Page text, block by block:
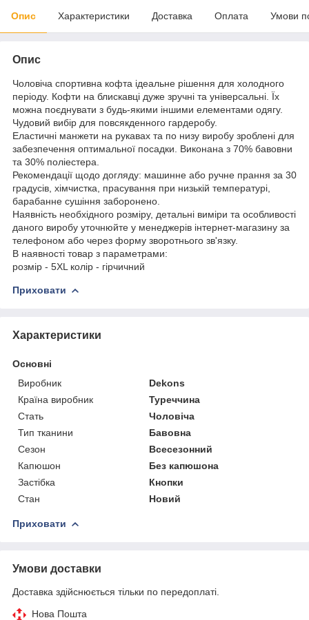
Опис Характеристики Доставка Оплата Умови
Опис
Чоловіча спортивна кофта ідеальне рішення для холодного
періоду. Кофти на блискавці дуже зручні та універсальні. Їх
можна поєднувати з будь-якими іншими елементами одягу.
Чудовий вибір для повсякденного гардеробу.
Еластичні манжети на рукавах та по низу виробу зроблені для
забезпечення оптимальної посадки. Виконана з 70% бавовни
та 30% поліестера.
Рекомендації щодо догляду: машинне або ручне прання за 30
градусів, хімчистка, прасування при низькій температурі,
барабанне сушіння заборонено.
Наявність необхідного розміру, детальні виміри та особливості
даного виробу уточнюйте у менеджерів інтернет-магазину за
телефоном або через форму зворотнього зв'язку.
В наявності товар з параметрами:
розмір - 5XL колір - гірчичний
Приховати
Характеристики
Основні
Виробник
Dekons
Країна виробник
Туреччина
Стать
Чоловіча
Тип тканини
Бавовна
Сезон
Всесезонний
Капюшон
Без капюшона
Застібка
Кнопки
Стан
Новий
Приховати
Умови доставки
Доставка здійснюється тільки по передоплаті.
Нова Пошта